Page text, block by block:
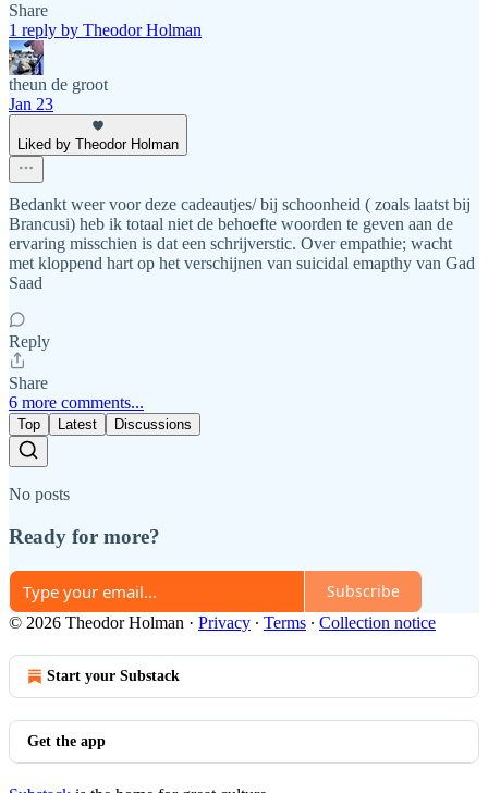
Share
1 reply by Theodor Holman
theun de groot
Jan 23
Liked by Theodor Holman
Bedankt weer voor deze cadeautjes/ bij schoonheid ( zoals laatst bij
Brancusi) heb ik totaal niet de behoefte woorden te geven aan de
ervaring misschien is dat een schrijverstic. Over empathie; wacht
met kloppend hart op het verschijnen van suicidal emapthy van Gad
Saad
Reply
Share
6 more comments...
Top Latest Discussions
No posts
Ready for more?
Subscribe
© 2026 Theodor Holman · Privacy ∙ Terms ∙ Collection notice
Start your Substack
Get the app